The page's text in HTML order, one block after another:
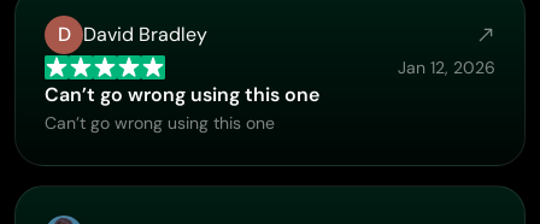
recommend PicLumen to anyone interested in this type
of creative work.
D David Bradley
Jan 12, 2026
Can’t go wrong using this one
Can’t go wrong using this one